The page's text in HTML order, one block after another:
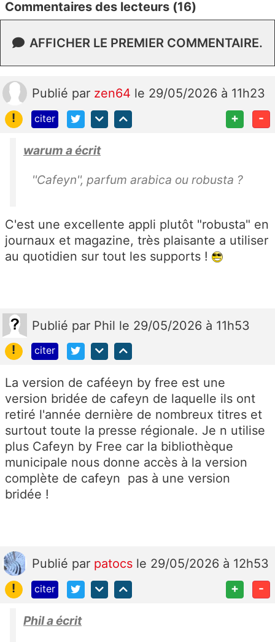
Commentaires des lecteurs (16)
AFFICHER LE PREMIER COMMENTAIRE.
Publié par zen64 le 29/05/2026 à 11h23
!
citer + -
warum a écrit
''Cafeyn'', parfum arabica ou robusta ?
C'est une excellente appli plutôt "robusta" en
journaux et magazine, très plaisante a utiliser
au quotidien sur tout les supports !
Publié par Phil le 29/05/2026 à 11h53
!
citer
La version de caféeyn by free est une
version bridée de cafeyn de laquelle ils ont
retiré l'année dernière de nombreux titres et
surtout toute la presse régionale. Je n utilise
plus Cafeyn by Free car la bibliothèque
municipale nous donne accès à la version
complète de cafeyn pas à une version
bridée !
Publié par patocs le 29/05/2026 à 12h53
!
citer + -
Phil a écrit